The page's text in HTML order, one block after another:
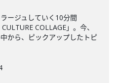
ージュしていく10分間
COLLAGE」。今、
から、ピックアップしたトピ